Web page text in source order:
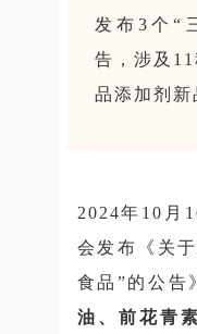
发布3个“
告，涉及
品添加剂
2024年10月
会发布《关
食品”的公告
油、前花青